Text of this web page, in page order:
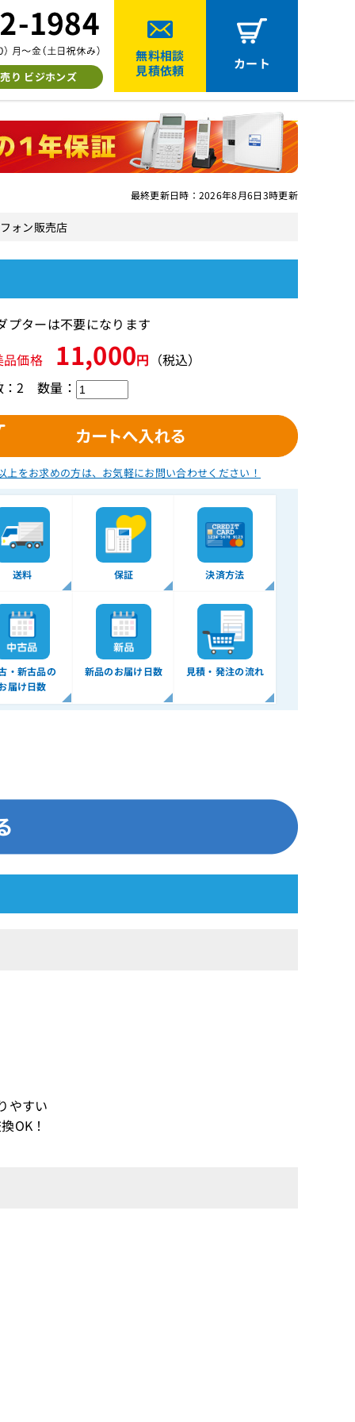
り ビジホンズ
無料相談
見積依頼
カート
最終更新日時：2026年8月6日3時更新
ォン販売店
ターは不要になります
品価格 11,000円 （税込）
2 数量：
上をお求めの方は、 お気軽にお問い合わせください！
送料 保証 決済方法
・新古品の
届け日数
新品のお届け日数 見積・発注の流れ
やすい
OK！